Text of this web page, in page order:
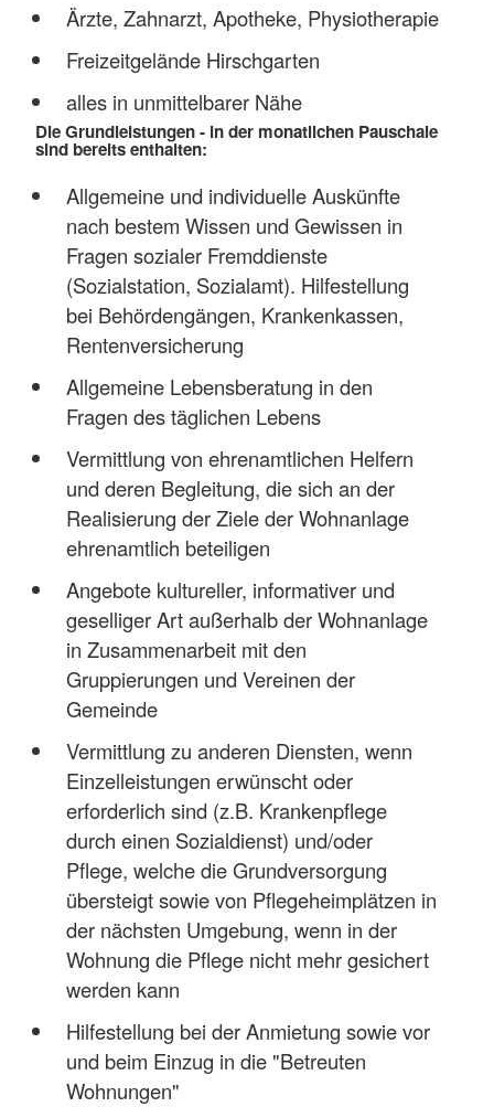
Ärzte, Zahnarzt, Apotheke, Physiotherapie
Freizeitgelände Hirschgarten
alles in unmittelbarer Nähe
Die Grundleistungen - in der monatlichen Pauschale
sind bereits enthalten:
Allgemeine und individuelle Auskünfte
nach bestem Wissen und Gewissen in
Fragen sozialer Fremddienste
(Sozialstation, Sozialamt). Hilfestellung
bei Behördengängen, Krankenkassen,
Rentenversicherung
Allgemeine Lebensberatung in den
Fragen des täglichen Lebens
Vermittlung von ehrenamtlichen Helfern
und deren Begleitung, die sich an der
Realisierung der Ziele der Wohnanlage
ehrenamtlich beteiligen
Angebote kultureller, informativer und
geselliger Art außerhalb der Wohnanlage
in Zusammenarbeit mit den
Gruppierungen und Vereinen der
Gemeinde
Vermittlung zu anderen Diensten, wenn
Einzelleistungen erwünscht oder
erforderlich sind (z.B. Krankenpflege
durch einen Sozialdienst) und/oder
Pflege, welche die Grundversorgung
übersteigt sowie von Pflegeheimplätzen in
der nächsten Umgebung, wenn in der
Wohnung die Pflege nicht mehr gesichert
werden kann
Hilfestellung bei der Anmietung sowie vor
und beim Einzug in die "Betreuten
Wohnungen"